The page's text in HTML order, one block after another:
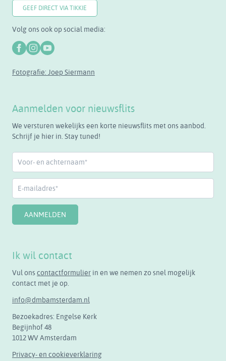
GEEF DIRECT VIA TIKKIE
Volg ons ook op social media:
Fotografie: Joep Siermann
Aanmelden voor nieuwsflits
We versturen wekelijks een korte nieuwsflits met ons aanbod.
Schrijf je hier in. Stay tuned!
AANMELDEN
Ik wil contact
Vul ons contactformulier in en we nemen zo snel mogelijk
contact met je op.
info@dmbamsterdam.nl
Bezoekadres: Engelse Kerk
Begijnhof 48
1012 WV Amsterdam
Privacy- en cookieverklaring